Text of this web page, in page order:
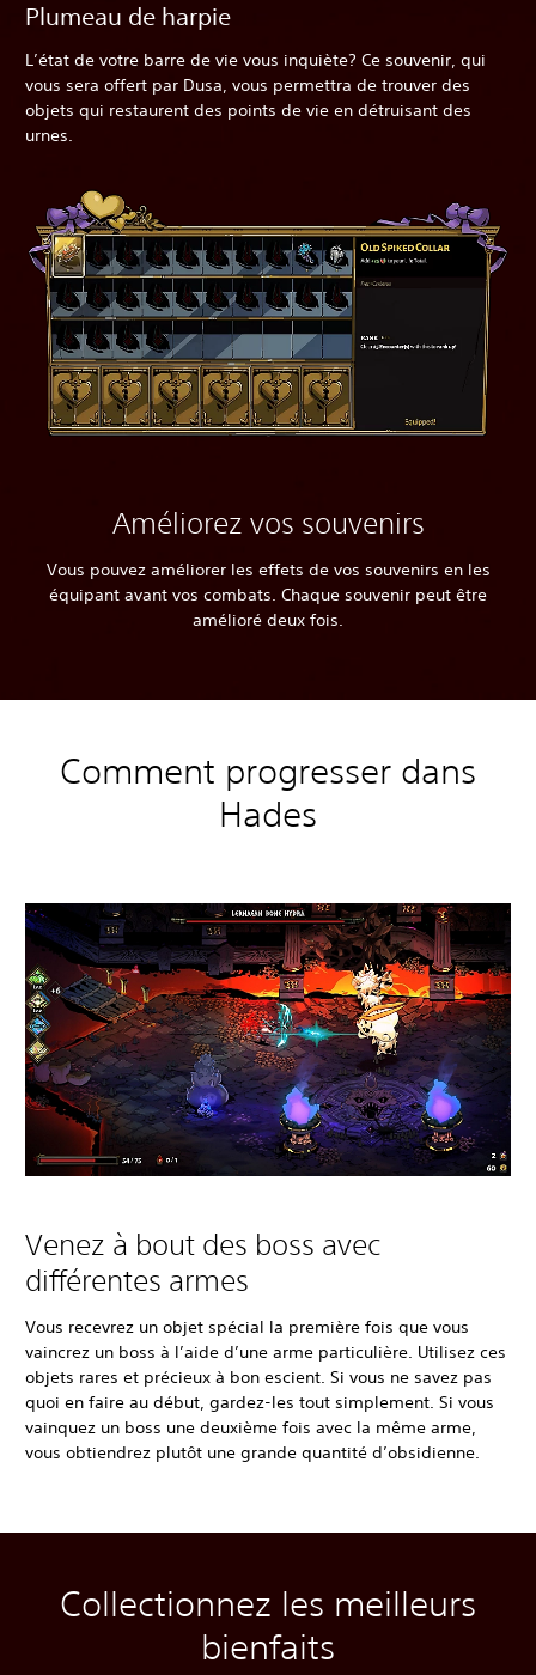
Plumeau de harpie
L’état de votre barre de vie vous inquiète? Ce souvenir, qui
vous sera offert par Dusa, vous permettra de trouver des
objets qui restaurent des points de vie en détruisant des
urnes.
Améliorez vos souvenirs
Vous pouvez améliorer les effets de vos souvenirs en les
équipant avant vos combats. Chaque souvenir peut être
amélioré deux fois.
Comment progresser dans
Hades
Venez à bout des boss avec
différentes armes
Vous recevrez un objet spécial la première fois que vous
vaincrez un boss à l’aide d’une arme particulière. Utilisez ces
objets rares et précieux à bon escient. Si vous ne savez pas
quoi en faire au début, gardez-les tout simplement. Si vous
vainquez un boss une deuxième fois avec la même arme,
vous obtiendrez plutôt une grande quantité d’obsidienne.
Collectionnez les meilleurs
bienfaits